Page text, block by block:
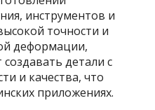
инструментов и
точности и
деформации,
детали с
и качества, что
приложениях.